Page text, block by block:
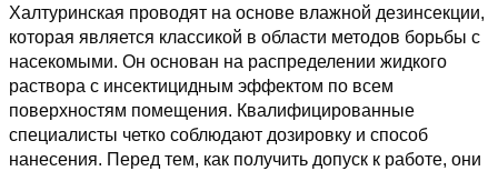
Халтуринская проводят на основе влажной дезинсекции,
которая является классикой в области методов борьбы с
насекомыми. Он основан на распределении жидкого
раствора с инсектицидным эффектом по всем
поверхностям помещения. Квалифицированные
специалисты четко соблюдают дозировку и способ
нанесения. Перед тем, как получить допуск к работе, они